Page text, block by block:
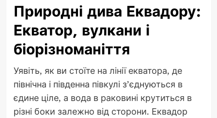
Природні дива Еквадору:
Екватор, вулкани і
біорізноманіття
Уявіть, як ви стоїте на лінії екватора, де
північна і південна півкулі з’єднуються в
єдине ціле, а вода в раковині крутиться в
різні боки залежно від сторони. Еквадор